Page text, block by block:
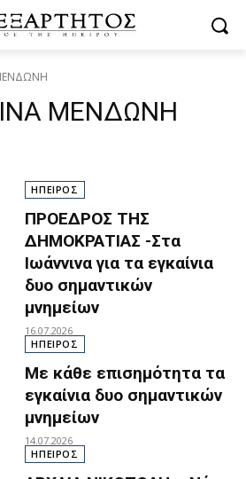
ΜΕΝΔΩΝΗ
ΗΠΕΙΡΟΣ
ΠΡΟΕΔΡΟΣ ΤΗΣ
ΔΗΜΟΚΡΑΤΙΑΣ -Στα
Ιωάννινα για τα εγκαίνια
δυο σημαντικών
μνημείων
16.07.2026
ΗΠΕΙΡΟΣ
Με κάθε επισημότητα τα
εγκαίνια δυο σημαντικών
μνημείων
14.07.2026
ΗΠΕΙΡΟΣ